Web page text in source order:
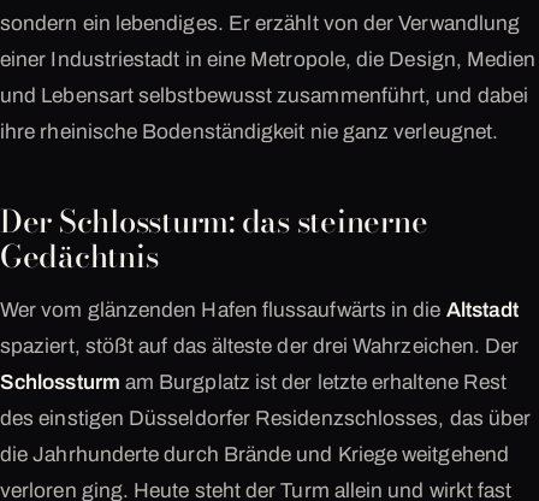
sondern ein lebendiges. Er erzählt von der Verwandlung
einer Industriestadt in eine Metropole, die Design, Medien
und Lebensart selbstbewusst zusammenführt, und dabei
ihre rheinische Bodenständigkeit nie ganz verleugnet.
Der Schlossturm: das steinerne
Gedächtnis
Wer vom glänzenden Hafen flussaufwärts in die Altstadt
spaziert, stößt auf das älteste der drei Wahrzeichen. Der
Schlossturm am Burgplatz ist der letzte erhaltene Rest
des einstigen Düsseldorfer Residenzschlosses, das über
die Jahrhunderte durch Brände und Kriege weitgehend
verloren ging. Heute steht der Turm allein und wirkt fast